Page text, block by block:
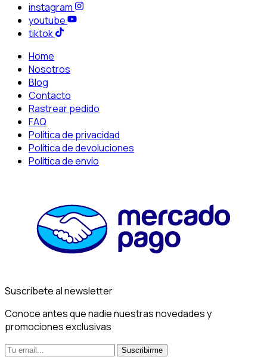
instagram
youtube
tiktok
Home
Nosotros
Blog
Contacto
Rastrear pedido
FAQ
Política de privacidad
Política de devoluciones
Política de envío
Suscríbete al newsletter
Conoce antes que nadie nuestras novedades y
promociones exclusivas
Suscribirme